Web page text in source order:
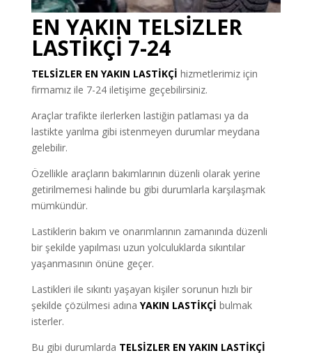
EN YAKIN TELSİZLER
LASTİKÇİ 7-24
TELSİZLER EN YAKIN LASTİKÇİ hizmetlerimiz için
firmamız ile 7-24 iletişime geçebilirsiniz.
Araçlar trafikte ilerlerken lastiğin patlaması ya da
lastikte yarılma gibi istenmeyen durumlar meydana
gelebilir.
Özellikle araçların bakımlarının düzenli olarak yerine
getirilmemesi halinde bu gibi durumlarla karşılaşmak
mümkündür.
Lastiklerin bakım ve onarımlarının zamanında düzenli
bir şekilde yapılması uzun yolculuklarda sıkıntılar
yaşanmasının önüne geçer.
Lastikleri ile sıkıntı yaşayan kişiler sorunun hızlı bir
şekilde çözülmesi adına YAKIN LASTİKÇİ bulmak
isterler.
Bu gibi durumlarda TELSİZLER EN YAKIN LASTİKÇİ